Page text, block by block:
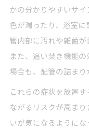
かの分かりやすいサ
色が濁ったり、浴室
管内部に汚れや雑菌が
また、追い焚き機能
場合も、配管の詰まり
これらの症状を放置
ながるリスクが高ま
いが気になるように